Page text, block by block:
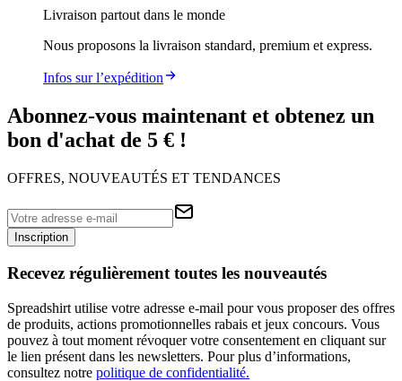
Livraison partout dans le monde
Nous proposons la livraison standard, premium et express.
Infos sur l’expédition
Abonnez-vous maintenant et obtenez un
bon d'achat de 5 € !
OFFRES, NOUVEAUTÉS ET TENDANCES
Inscription
Recevez régulièrement toutes les nouveautés
Spreadshirt utilise votre adresse e-mail pour vous proposer des offres
de produits, actions promotionnelles rabais et jeux concours. Vous
pouvez à tout moment révoquer votre consentement en cliquant sur
le lien présent dans les newsletters. Pour plus d’informations,
consultez notre politique de confidentialité.